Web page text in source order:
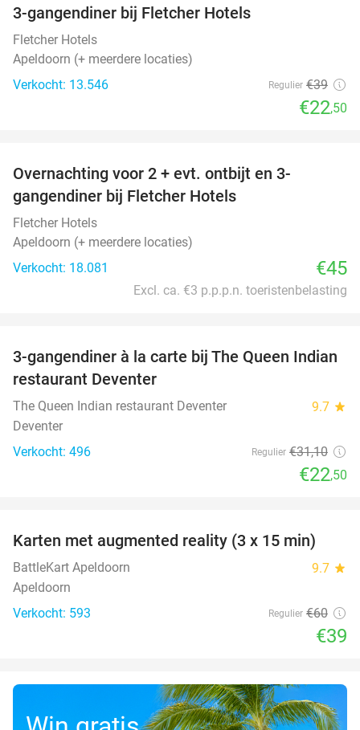
3-gangendiner bij Fletcher Hotels
Fletcher Hotels
Apeldoorn (+ meerdere locaties)
Verkocht: 13.546
Regulier €39
€22,50
Overnachting voor 2 + evt. ontbijt en 3-
gangendiner bij Fletcher Hotels
Fletcher Hotels
Apeldoorn (+ meerdere locaties)
Verkocht: 18.081
€45
Excl. ca. €3 p.p.p.n. toeristenbelasting
28%
3-gangendiner à la carte bij The Queen Indian
restaurant Deventer
The Queen Indian restaurant Deventer 9.7 star
Deventer
Verkocht: 496
Regulier €31,10
€22,50
35%
Karten met augmented reality (3 x 15 min)
BattleKart Apeldoorn 9.7 star
Apeldoorn
Verkocht: 593
Regulier €60
€39